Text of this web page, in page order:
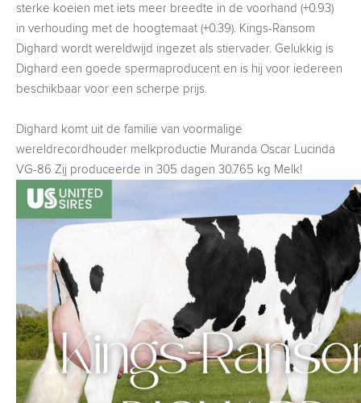
sterke koeien met iets meer breedte in de voorhand (+0.93)
in verhouding met de hoogtemaat (+0.39). Kings-Ransom
Dighard wordt wereldwijd ingezet als stiervader. Gelukkig is
Dighard een goede spermaproducent en is hij voor iedereen
beschikbaar voor een scherpe prijs.
Dighard komt uit de familie van voormalige
wereldrecordhouder melkproductie Muranda Oscar Lucinda
VG-86 Zij produceerde in 305 dagen 30.765 kg Melk!